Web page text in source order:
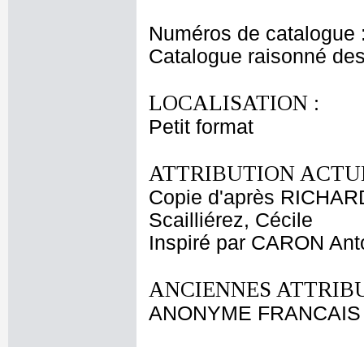
Numéros de catalogue
Catalogue raisonné
LOCALISATION :
Petit format
ATTRIBUTION
Copie d'après
Scailliérez, Cécile
Inspiré par CARON
ANCIENNES
ANONYME